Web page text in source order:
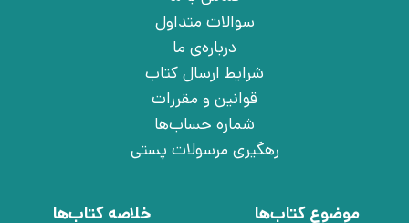
سوالات متداول
درباره‌ی ما
شرایط ارسال کتاب
قوانین و مقررات
شماره حساب‌ها
رهگیری مرسولات پستی
موضوع کتاب‌ها
خلاصه کتاب‌ها